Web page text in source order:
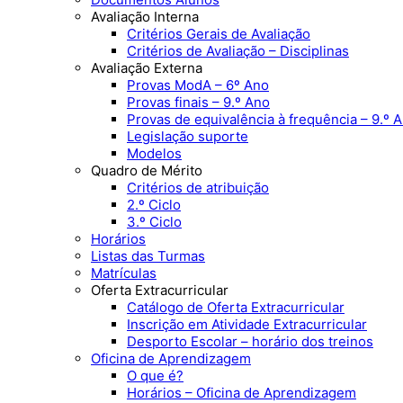
Avaliação Interna
Critérios Gerais de Avaliação
Critérios de Avaliação – Disciplinas
Avaliação Externa
Provas ModA – 6º Ano
Provas finais – 9.º Ano
Provas de equivalência à frequência – 9.º
Legislação suporte
Modelos
Quadro de Mérito
Critérios de atribuição
2.º Ciclo
3.º Ciclo
Horários
Listas das Turmas
Matrículas
Oferta Extracurricular
Catálogo de Oferta Extracurricular
Inscrição em Atividade Extracurricular
Desporto Escolar – horário dos treinos
Oficina de Aprendizagem
O que é?
Horários – Oficina de Aprendizagem